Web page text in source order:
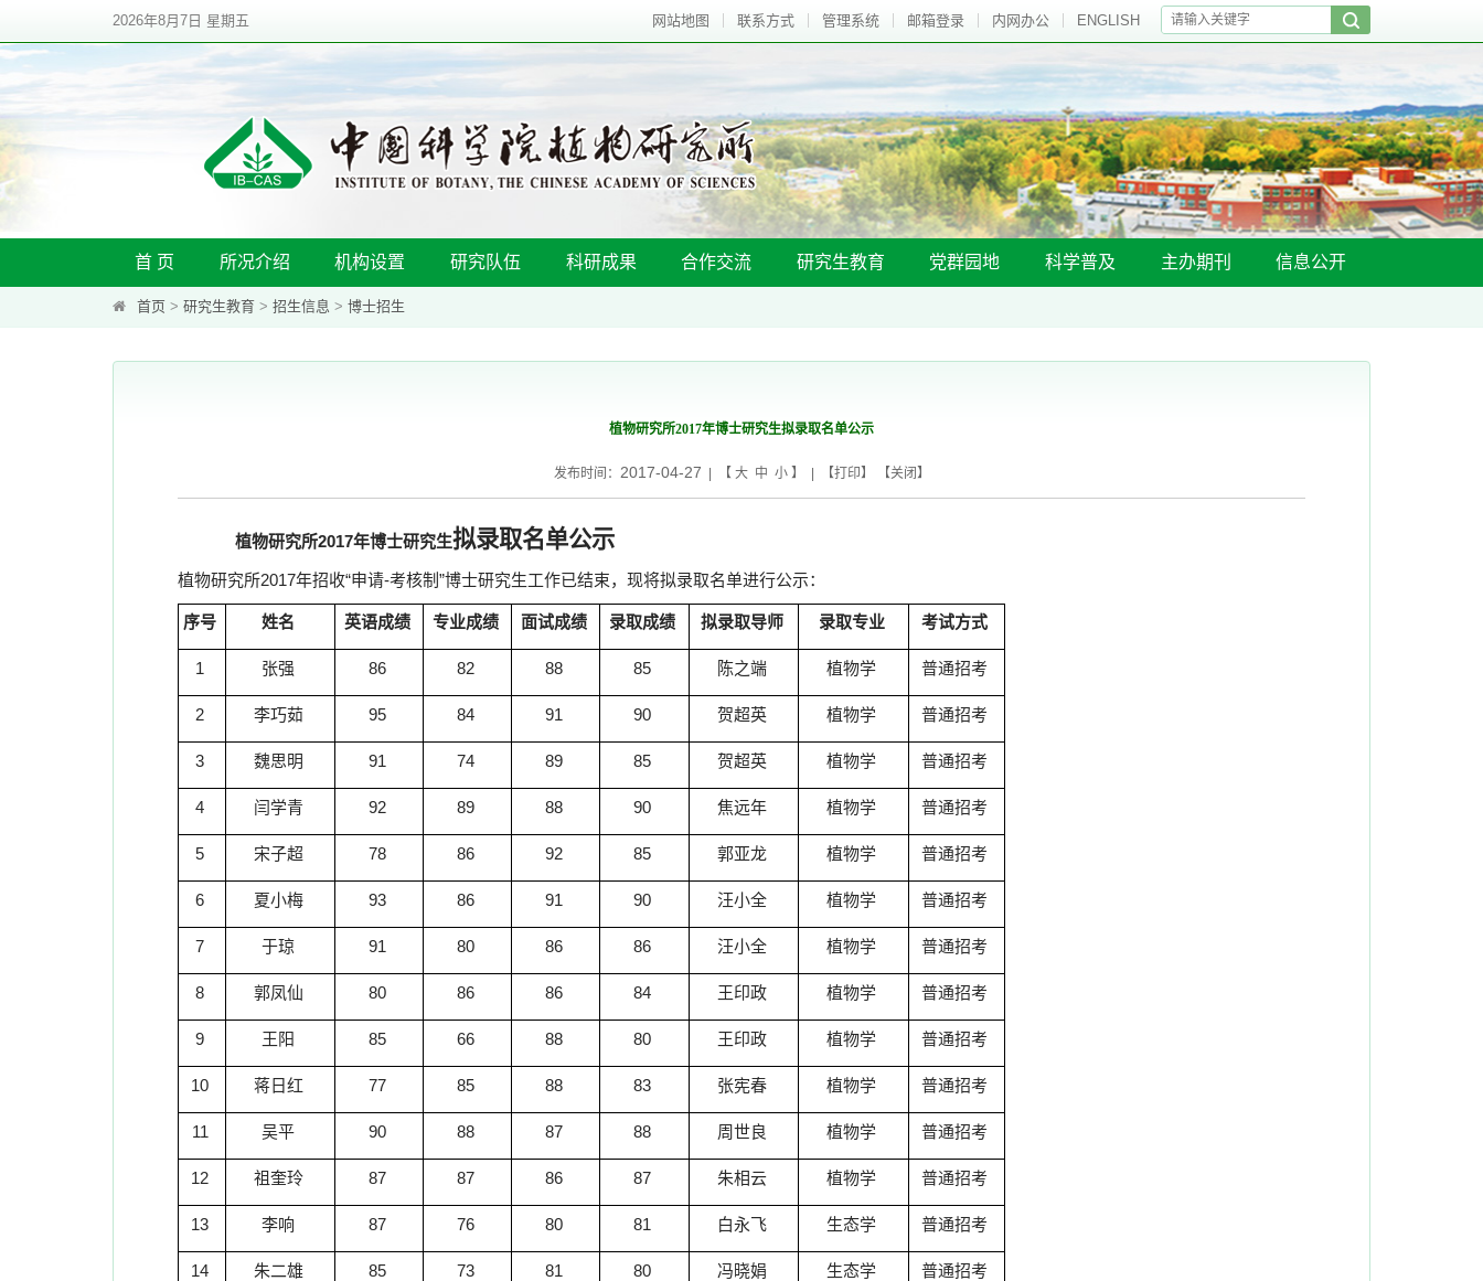
2026年8月7日 星期五 网站地图 联系方式 管理系统 邮箱登录 内网办公 ENGLISH
首 页 所况介绍 机构设置 研究队伍 科研成果 合作交流 研究生教育 党群园地 科学普及 主办期刊 信息公开
首页 > 研究生教育 > 招生信息 > 博士招生
植物研究所2017年博士研究生拟录取名单公示
发布时间： 2017-04-27 | 【 大 中 小】 | 【打印】 【关闭 】
植物研究所2017年博士研究生拟录取名单公示
植物研究所2017年招收“申请-考核制”博士研究生工作已结束，现将拟录取名单进行公示：
序号 姓名 英语成绩 专业成绩 面试成绩 录取成绩 拟录取导师 录取专业 考试方式
1 张强 86 82 88 85 陈之端 植物学 普通招考
2 李巧茹 95 84 91 90 贺超英 植物学 普通招考
3 魏思明 91 74 89 85 贺超英 植物学 普通招考
4 闫学青 92 89 88 90 焦远年 植物学 普通招考
5 宋子超 78 86 92 85 郭亚龙 植物学 普通招考
6 夏小梅 93 86 91 90 汪小全 植物学 普通招考
7 于琼 91 80 86 86 汪小全 植物学 普通招考
8 郭凤仙 80 86 86 84 王印政 植物学 普通招考
9 王阳 85 66 88 80 王印政 植物学 普通招考
10 蒋日红 77 85 88 83 张宪春 植物学 普通招考
11 吴平 90 88 87 88 周世良 植物学 普通招考
12 祖奎玲 87 87 86 87 朱相云 植物学 普通招考
13 李响 87 76 80 81 白永飞 生态学 普通招考
14 朱二雄 85 73 81 80 冯晓娟 生态学 普通招考